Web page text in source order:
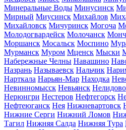
Минеральные Воды Минусинск
Мирный Миусинск Михайлов
Михайловск Мичуринск Могоча
Молодогвардейск Молочанск
Моршанск Мосальск Моспино
Мурманск Муром Мценск Мыски
Набережные Челны Навашино
Назрань Называевск Нальчик
Нарткала Нарьян-Мар Находка
Невинномысск Невьянск Нелидово
Нерюнгри Нестеров Нефтегорск
Нефтеюганск Нея Нижневартовск
Нижние Серги Нижний Ломов
Тагил Нижняя Салда Нижняя Тура